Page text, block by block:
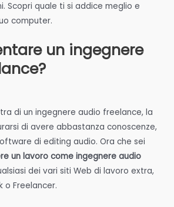
Scopri quale ti si addice meglio e
computer.
un ingegnere
di un ingegnere audio freelance, la
di avere abbastanza conoscenze,
di editing audio. Ora che sei
un lavoro come ingegnere audio
dei vari siti Web di lavoro extra,
o Freelancer.